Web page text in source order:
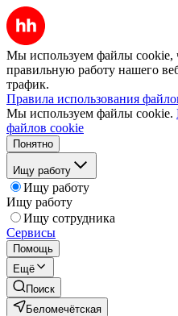
Мы используем файлы cookie,
правильную работу нашего
трафик.
Правила использования
Мы используем файлы cookie.
файлов cookie
Понятно
Ищу работу
Ищу работу
Ищу работу
Ищу сотрудника
Сервисы
Помощь
Ещё
Поиск
Беломечётская